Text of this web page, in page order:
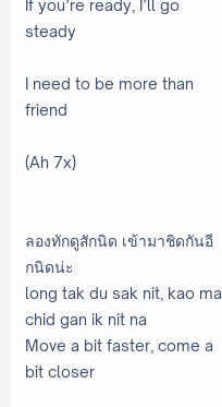
If you’re ready, I’ll go
steady
I need to be more than
friend
(Ah 7x)
ลองทักดูสักนิด เข้ามาชิดกันอี
กนิดน่ะ
long tak du sak nit, kao ma
chid gan ik nit na
Move a bit faster, come a
bit closer